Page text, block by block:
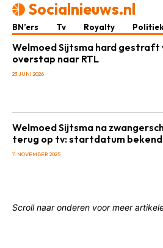
Socialnieuws.nl
BN’ers Tv Royalty Politiek
Welmoed Sijtsma hard gestraft
overstap naar RTL
23 JUNI 2026
Welmoed Sijtsma na
terug op tv: startdatum bekend
11 NOVEMBER 2025
Scroll naar onderen voor meer